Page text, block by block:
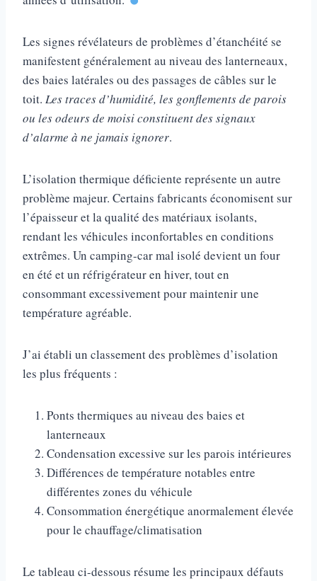
Les signes révélateurs de problèmes d’étanchéité se
manifestent généralement au niveau des lanterneaux,
des baies latérales ou des passages de câbles sur le
toit. Les traces d’humidité, les gonflements de parois
ou les odeurs de moisi constituent des signaux
d’alarme à ne jamais ignorer.
L’isolation thermique déficiente représente un autre
problème majeur. Certains fabricants économisent sur
l’épaisseur et la qualité des matériaux isolants,
rendant les véhicules inconfortables en conditions
extrêmes. Un camping-car mal isolé devient un four
en été et un réfrigérateur en hiver, tout en
consommant excessivement pour maintenir une
température agréable.
J’ai établi un classement des problèmes d’isolation
les plus fréquents :
Ponts thermiques au niveau des baies et
lanterneaux
Condensation excessive sur les parois intérieures
Différences de température notables entre
différentes zones du véhicule
Consommation énergétique anormalement élevée
pour le chauffage/climatisation
Le tableau ci-dessous résume les principaux défauts